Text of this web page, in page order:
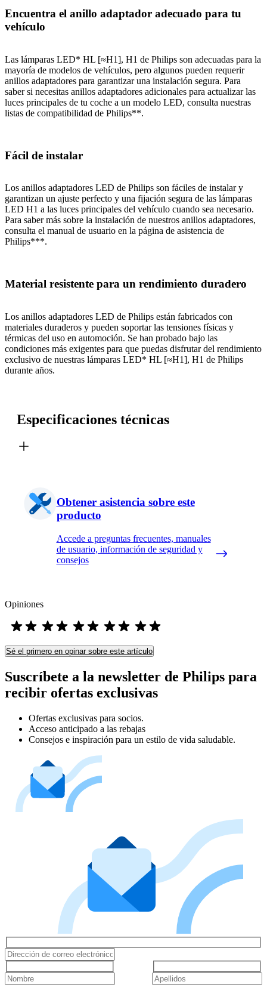
Encuentra el anillo adaptador adecuado para tu
vehículo
Las lámparas LED* HL [≈H1], H1 de Philips son adecuadas para la
mayoría de modelos de vehículos, pero algunos pueden requerir
anillos adaptadores para garantizar una instalación segura. Para
saber si necesitas anillos adaptadores adicionales para actualizar las
luces principales de tu coche a un modelo LED, consulta nuestras
listas de compatibilidad de Philips**.
Fácil de instalar
Los anillos adaptadores LED de Philips son fáciles de instalar y
garantizan un ajuste perfecto y una fijación segura de las lámparas
LED H1 a las luces principales del vehículo cuando sea necesario.
Para saber más sobre la instalación de nuestros anillos adaptadores,
consulta el manual de usuario en la página de asistencia de
Philips***.
Material resistente para un rendimiento duradero
Los anillos adaptadores LED de Philips están fabricados con
materiales duraderos y pueden soportar las tensiones físicas y
térmicas del uso en automoción. Se han probado bajo las
condiciones más exigentes para que puedas disfrutar del rendimiento
exclusivo de nuestras lámparas LED* HL [≈H1], H1 de Philips
durante años.
Especificaciones técnicas
Obtener asistencia sobre este
producto
Accede a preguntas frecuentes, manuales
de usuario, información de seguridad y
consejos
Opiniones
Sé el primero en opinar sobre este artículo
Suscríbete a la newsletter de Philips para
recibir ofertas exclusivas
Ofertas exclusivas para socios.
Acceso anticipado a las rebajas
Consejos e inspiración para un estilo de vida saludable.